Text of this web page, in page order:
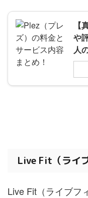
や
人
Live Fit（ライ
Live Fit（ライブフ